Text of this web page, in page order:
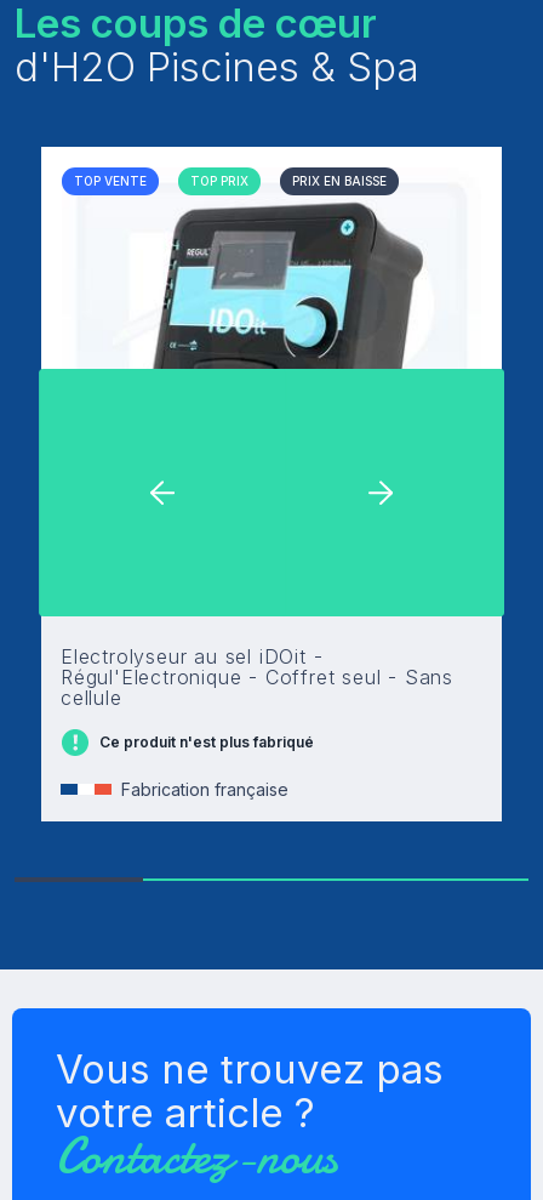
Les coups de cœur
d'H2O Piscines & Spa
TOP VENTE TOP PRIX PRIX EN BAISSE
Electrolyseur au sel iDOit -
Régul'Electronique - Coffret seul - Sans
cellule
Ce produit n'est plus fabriqué
Fabrication française
Vous ne trouvez pas
votre article ?
Contactez-nous